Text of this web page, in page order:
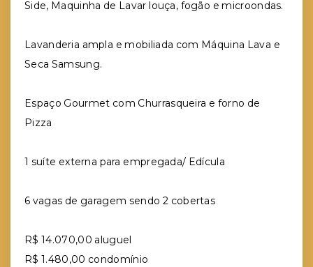
Side, Maquinha de Lavar louça, fogão e microondas.
Lavanderia ampla e mobiliada com Máquina Lava e
Seca Samsung.
Espaço Gourmet com Churrasqueira e forno de
Pizza
1 suíte externa para empregada/ Edícula
6 vagas de garagem sendo 2 cobertas
R$ 14.070,00 aluguel
R$ 1.480,00 condomínio